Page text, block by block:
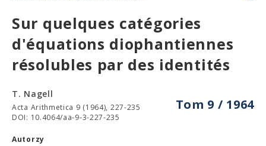
Sur quelques catégories
d'équations diophantiennes
résolubles par des identités
Tom 9 / 1964
T. Nagell
Acta Arithmetica 9 (1964), 227-235
DOI: 10.4064/aa-9-3-227-235
Autorzy